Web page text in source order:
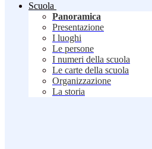
Scuola
Panoramica
Presentazione
I luoghi
Le persone
I numeri della scuola
Le carte della scuola
Organizzazione
La storia